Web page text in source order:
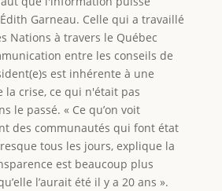
Garneau. Celle qui a travaillé
Nations à travers le Québec
entre les conseils de
est inhérente à une
la crise, ce qui n'était pas
le passé. « Ce qu’on voit
des communautés qui font état
tous les jours, explique la
est beaucoup plus
l’aurait été il y a 20 ans ».